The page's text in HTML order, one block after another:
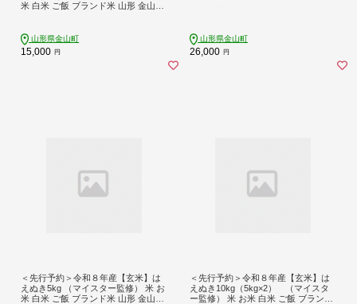
米 白米 ご飯 ブランド米 山形 金山町
山形県金山町
15,000 円
山形県金山町
26,000 円
＜先行予約＞令和８年産【玄米】は
えぬき5kg （マイスター監修） 米 お
米 白米 ご飯 ブランド米 山形 金山町
＜先行予約＞令和８年産【玄米】は
えぬき10kg（5kg×2） （マイスタ
ー監修） 米 お米 白米 ご飯 ブランド